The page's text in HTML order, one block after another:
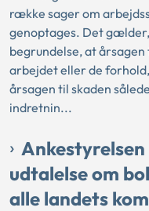
række sager om
genoptages. Det
begrundelse, at
arbejdet eller de
årsagen til skaden
indretnin...
udtalelse om
alle landets